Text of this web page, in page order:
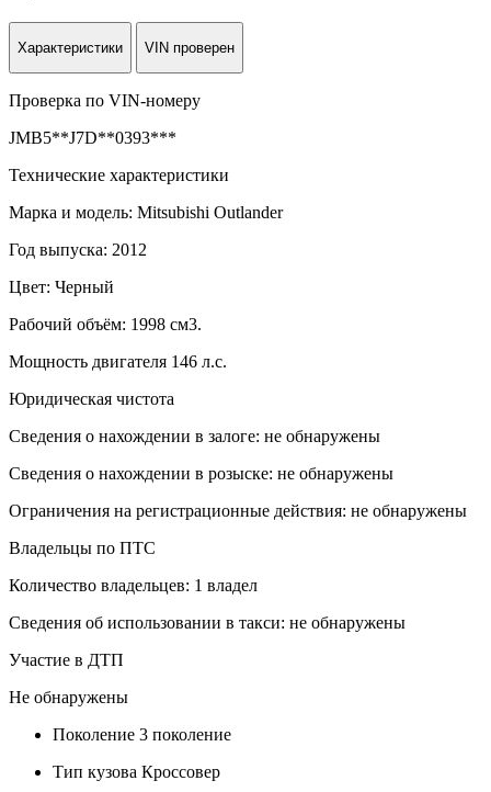
Характеристики VIN проверен
Проверка по VIN-номеру
JMB5**J7D**0393***
Технические характеристики
Марка и модель: Mitsubishi Outlander
Год выпуска: 2012
Цвет: Черный
Рабочий объём: 1998 см3.
Мощность двигателя 146 л.с.
Юридическая чистота
Сведения о нахождении в залоге: не обнаружены
Сведения о нахождении в розыске: не обнаружены
Ограничения на регистрационные действия: не обнаружены
Владельцы по ПТС
Количество владельцев: 1 владел
Сведения об использовании в такси: не обнаружены
Участие в ДТП
Не обнаружены
Поколение 3 поколение
Тип кузова Кроссовер